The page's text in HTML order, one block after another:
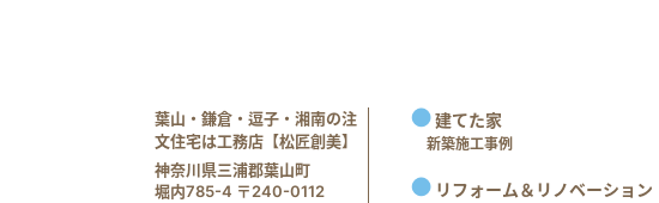
葉山・鎌倉・逗子・湘南の注
文住宅は工務店【松匠創美】
神奈川県三浦郡葉山町
堀内785-4 〒240-0112
建てた家
新築施工事例
リフォーム＆リノベーション